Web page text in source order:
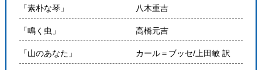
「素朴な琴」 八木重吉
「鳴く虫」 高橋元吉
「山のあなた」 カール＝ブッセ/上田敏 訳